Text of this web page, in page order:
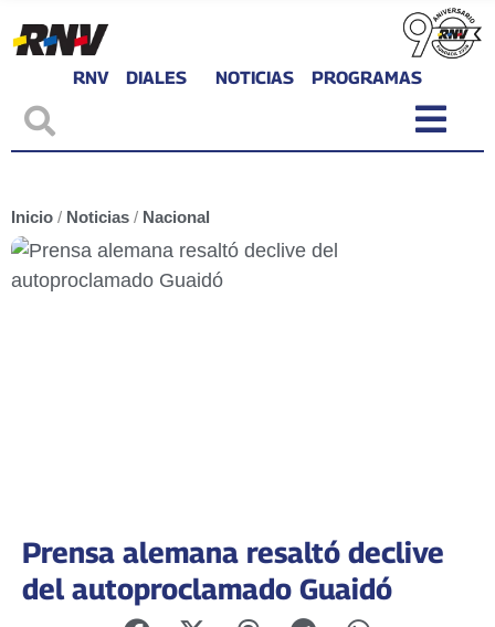
RNV DIALES NOTICIAS PROGRAMAS
Inicio / Noticias / Nacional
Prensa alemana resaltó declive
del autoproclamado Guaidó